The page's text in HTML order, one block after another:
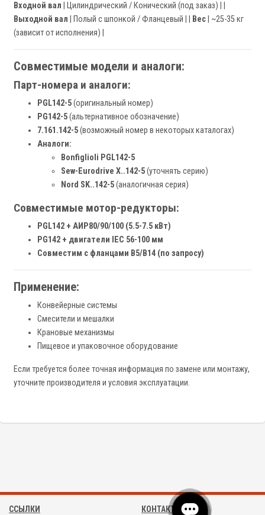
Входной вал | Цилиндрический / Конический (под заказ) | |
Выходной вал | Полый с шпонкой / Фланцевый | | Вес | ~25-35 кг
(зависит от исполнения) |
Совместимые модели и аналоги:
Парт-номера и аналоги:
PGL142-5(оригинальный номер)
PG142-5(альтернативное обозначение)
7.161.142-5(возможный номер в некоторых каталогах)
Аналоги:
Bonfiglioli PGL142-5
Sew-Eurodrive X..142-5(уточнять серию)
Nord SK..142-5(аналогичная серия)
Совместимые мотор-редукторы:
PGL142 + АИР80/90/100 (5.5-7.5 кВт)
PG142 + двигатели IEC 56-100 мм
Совместим с фланцами B5/B14 (по запросу)
Применение:
Конвейерные системы
Смесители и мешалки
Крановые механизмы
Пищевое и упаковочное оборудование
Если требуется более точная информация по замене или монтажу,
уточните производителя и условия эксплуатации.
ССЫЛКИ КОНТАКТЫ